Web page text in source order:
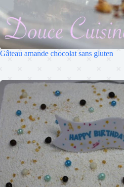
Gâteau amande chocolat sans gluten